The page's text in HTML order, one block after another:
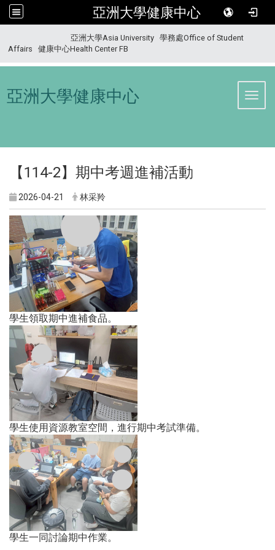
亞洲大學健康中心
亞洲大學Asia University
學務處Office of Student
Affairs
健康中心Health Center FB
亞洲大學健康中心
【114-2】期中考週進補活動
2026-04-21 林采羚
學生領取期中進補食品。
學生使用資源教室空間，進行期中考試準備。
學生一同討論期中作業。